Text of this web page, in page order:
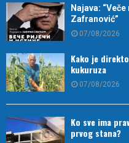
Najava:
Zafranović”
07/08/2026
Kako je
kukuruza
07/08/2026
Ko sve ima
prvog stana?